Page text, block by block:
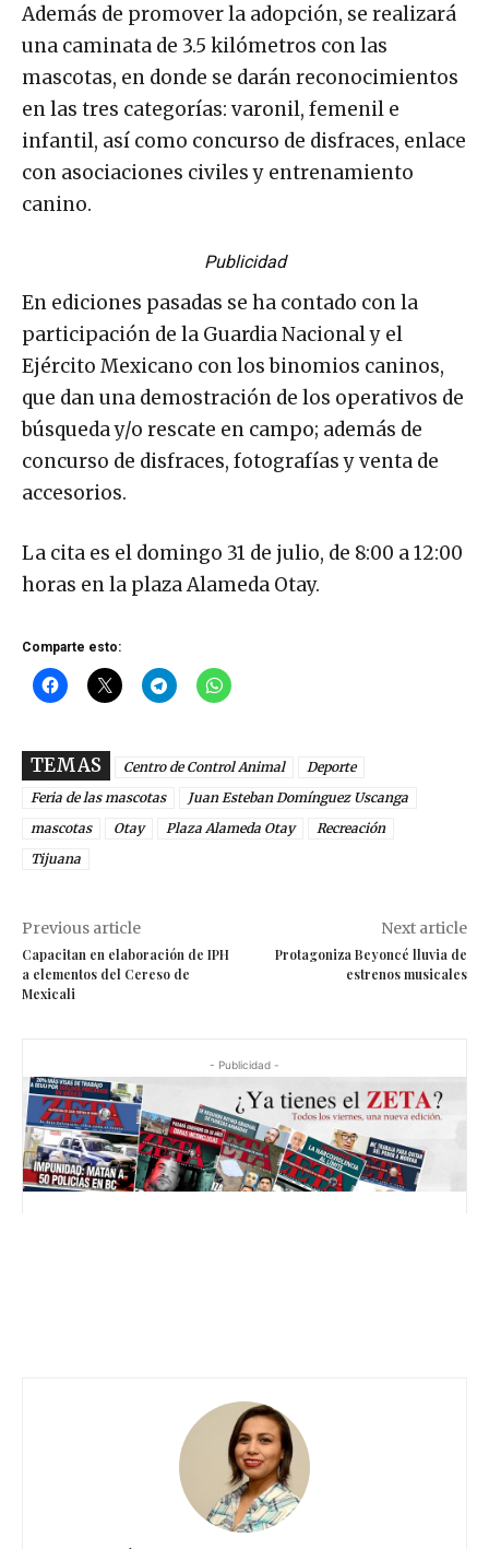
Además de promover la adopción, se realizará
una caminata de 3.5 kilómetros con las
mascotas, en donde se darán reconocimientos
en las tres categorías: varonil, femenil e
infantil, así como concurso de disfraces, enlace
con asociaciones civiles y entrenamiento
canino.
Publicidad
En ediciones pasadas se ha contado con la
participación de la Guardia Nacional y el
Ejército Mexicano con los binomios caninos,
que dan una demostración de los operativos de
búsqueda y/o rescate en campo; además de
concurso de disfraces, fotografías y venta de
accesorios.
La cita es el domingo 31 de julio, de 8:00 a 12:00
horas en la plaza Alameda Otay.
Comparte esto:
TEMAS Centro de Control Animal
Deporte
Feria de las mascotas
Juan Esteban Domínguez Uscanga
mascotas
Otay Plaza Alameda Otay
Recreación
Tijuana
Previous article
Capacitan en elaboración de IPH
a elementos del Cereso de
Mexicali
Next article
Protagoniza Beyoncé lluvia de
estrenos musicales
- Publicidad -